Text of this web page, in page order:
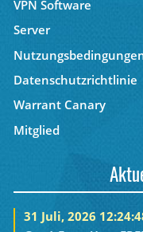
VPN Software
Server
Datenschutzrichtlinie
Warrant Canary
Mitglied
31 Juli, 2026